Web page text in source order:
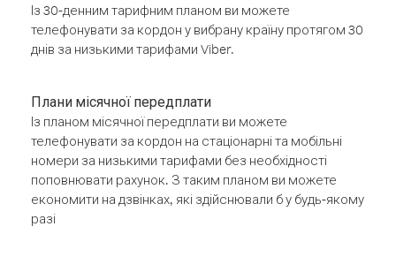
Із 30-денним тарифним планом ви можете
телефонувати за кордон у вибрану країну протягом 30
днів за низькими тарифами Viber.
Плани місячної передплати
Із планом місячної передплати ви можете
телефонувати за кордон на стаціонарні та мобільні
номери за низькими тарифами без необхідності
поповнювати рахунок. З таким планом ви можете
економити на дзвінках, які здійснювали б у будь-якому
разі